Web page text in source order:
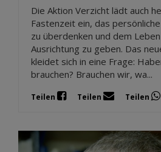
Die Aktion Verzicht lädt auch
Fastenzeit ein, das
zu überdenken und dem
Ausrichtung zu geben. Das
kleidet sich in eine Frage:
brauchen? Brauchen wir, wa...
Teilen Teilen Teilen